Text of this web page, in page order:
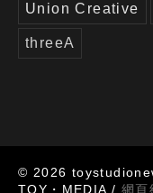
Union Creative
threeA
© 2026
TOY・MEDIA / 網